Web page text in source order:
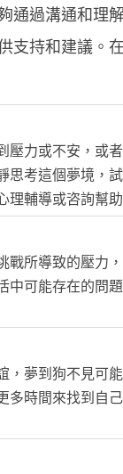
通過溝通和理
支持和建議。
壓力或不安，或
考這個夢境，
理輔導或咨詢幫助
戰所導致的壓力
中可能存在的問
，夢到狗不見可
多時間來找到自